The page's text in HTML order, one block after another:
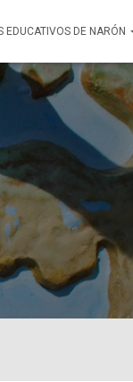
EDUCATIVOS DE NARÓN